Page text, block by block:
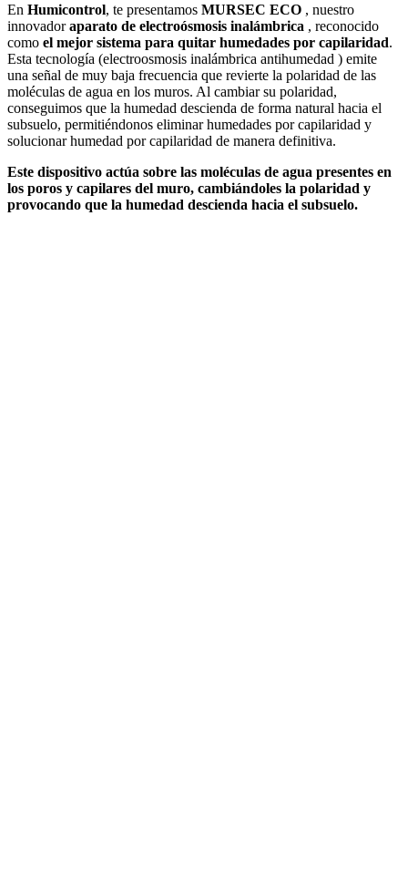
En Humicontrol, te presentamos MURSEC ECO , nuestro
innovadoraparato de electroósmosis inalámbrica , reconocido
como el mejor sistema para quitar humedades por capilaridad.
Esta tecnología (electroosmosis inalámbrica antihumedad ) emite
una señal de muy baja frecuencia que revierte la polaridad de las
moléculas de agua en los muros. Al cambiar su polaridad,
conseguimos que la humedad descienda de forma natural hacia el
subsuelo, permitiéndonos eliminar humedades por capilaridad y
solucionar humedad por capilaridad de manera definitiva.
Este dispositivo actúa sobre las moléculas de agua presentes en
los poros y capilares del muro, cambiándoles la polaridad y
provocando que la humedad descienda hacia el subsuelo.